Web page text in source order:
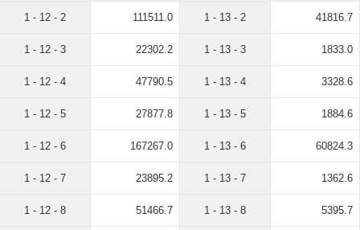
1 - 12 - 2 111511.0
1 - 12 - 3 22302.2
1 - 12 - 4 47790.5
1 - 12 - 5 27877.8
1 - 12 - 6 167267.0
1 - 12 - 7 23895.2
1 - 12 - 8 51466.7
1 - 13 - 2 41816.7
1 - 13 - 3 1833.0
1 - 13 - 4 3328.6
1 - 13 - 5 1884.6
1 - 13 - 6 60824.3
1 - 13 - 7 1362.6
1 - 13 - 8 5395.7